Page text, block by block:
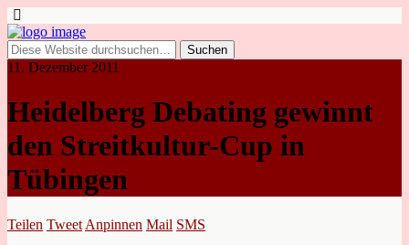
11. Dezember 2011
Heidelberg Debating gewinnt
den Streitkultur-Cup in
Tübingen
Teilen Tweet Anpinnen Mail SMS